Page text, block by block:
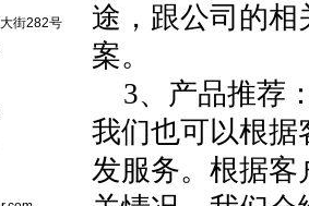
街282号
途，跟公司的相
案。
3、产品推荐
我们也可以根据
发服务。根据客